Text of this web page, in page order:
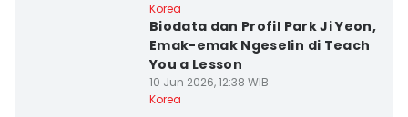
Korea
Biodata dan Profil Park Ji Yeon,
Emak-emak Ngeselin di Teach
You a Lesson
10 Jun 2026, 12:38 WIB
Korea